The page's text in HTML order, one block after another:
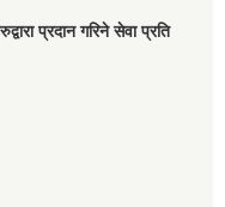
प्रदान गरिने सेवा प्रति